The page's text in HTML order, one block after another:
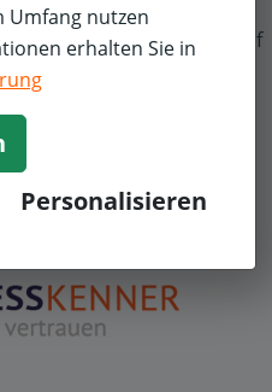
Team. Ich
in diese Praxis
weiterhin
Jederzeit ist ein
Ich habe schon
Umfang nutzen
erhalten Sie in
Personalisieren
f